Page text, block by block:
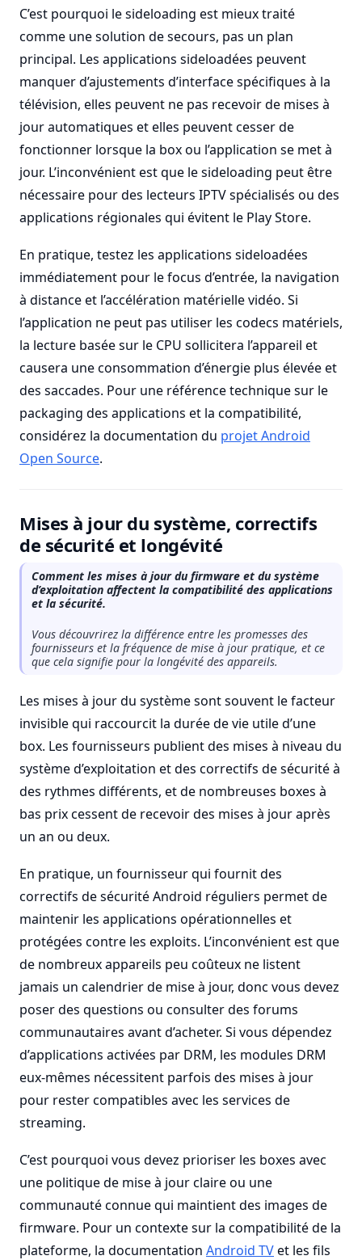
C’est pourquoi le sideloading est mieux traité
comme une solution de secours, pas un plan
principal. Les applications sideloadées peuvent
manquer d’ajustements d’interface spécifiques à la
télévision, elles peuvent ne pas recevoir de mises à
jour automatiques et elles peuvent cesser de
fonctionner lorsque la box ou l’application se met à
jour. L’inconvénient est que le sideloading peut être
nécessaire pour des lecteurs IPTV spécialisés ou des
applications régionales qui évitent le Play Store.
En pratique, testez les applications sideloadées
immédiatement pour le focus d’entrée, la navigation
à distance et l’accélération matérielle vidéo. Si
l’application ne peut pas utiliser les codecs matériels,
la lecture basée sur le CPU sollicitera l’appareil et
causera une consommation d’énergie plus élevée et
des saccades. Pour une référence technique sur le
packaging des applications et la compatibilité,
considérez la documentation du projet Android
Open Source.
Mises à jour du système, correctifs
de sécurité et longévité
Comment les mises à jour du firmware et du système
d’exploitation affectent la compatibilité des applications
et la sécurité.
Vous découvrirez la différence entre les promesses des
fournisseurs et la fréquence de mise à jour pratique, et ce
que cela signifie pour la longévité des appareils.
Les mises à jour du système sont souvent le facteur
invisible qui raccourcit la durée de vie utile d’une
box. Les fournisseurs publient des mises à niveau du
système d’exploitation et des correctifs de sécurité à
des rythmes différents, et de nombreuses boxes à
bas prix cessent de recevoir des mises à jour après
un an ou deux.
En pratique, un fournisseur qui fournit des
correctifs de sécurité Android réguliers permet de
maintenir les applications opérationnelles et
protégées contre les exploits. L’inconvénient est que
de nombreux appareils peu coûteux ne listent
jamais un calendrier de mise à jour, donc vous devez
poser des questions ou consulter des forums
communautaires avant d’acheter. Si vous dépendez
d’applications activées par DRM, les modules DRM
eux-mêmes nécessitent parfois des mises à jour
pour rester compatibles avec les services de
streaming.
C’est pourquoi vous devez prioriser les boxes avec
une politique de mise à jour claire ou une
communauté connue qui maintient des images de
firmware. Pour un contexte sur la compatibilité de la
plateforme, la documentation Android TVet les fils